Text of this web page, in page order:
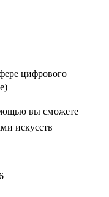
цифрового
вы сможете
искусств